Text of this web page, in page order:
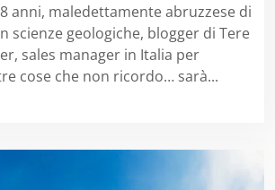
anni, maledettamente abruzzese di
scienze geologiche, blogger di Tere
sales manager in Italia per
cose che non ricordo… sarà...